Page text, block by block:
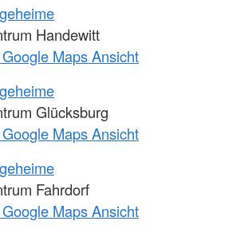
Handewitt
Maps Ansicht
Glücksburg
Maps Ansicht
Fahrdorf
Maps Ansicht